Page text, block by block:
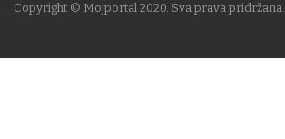
Copyright © Mojportal 2020. Sva prava pridržana.